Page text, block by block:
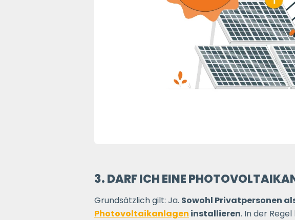
3. DARF ICH EINE
Grundsätzlich gilt: Ja. Sowohl Privatpersonen
Photovoltaikanlagen installieren. In der